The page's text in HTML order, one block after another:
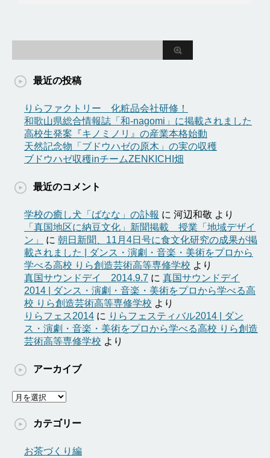
最近の投稿
りらファクトリー 化粧品会社研修！
和歌山県総合情報誌「和-nagomi」に掲載されました
高校生発案『キノミノリ』の産業本格始動
天然記念物「ブドウハゼの原木」の実の収穫
ブドウハゼ収穫inチームZENKICHI畑
最近のコメント
学校の癒し犬「ばなな」の訃報 に 河辺和敬 より
「真国地区に納豆文化」新聞掲載 授業「地域デザイ
ン」
に 朝日新聞、11月4日号に食文化研究の成果が掲
載されました | ダンス・演劇・音楽・美術をプロから
学べる高校 りら創造芸術高等専修学校 より
真国サウンドデイ 2014.9.7 に 真国サウンドデイ
2014 | ダンス・演劇・音楽・美術をプロから学べる高
校 りら創造芸術高等専修学校 より
りらフェス2014 に りらフェスティバル2014 | ダン
ス・演劇・音楽・美術をプロから学べる高校 りら創造
芸術高等専修学校 より
アーカイブ
ア
カ
カテゴリー
お茶づくり編